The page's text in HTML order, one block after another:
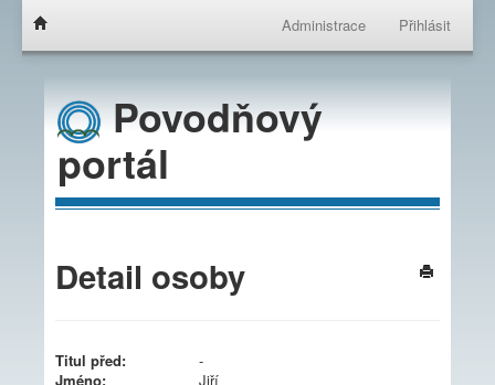
Administrace Přihlásit
Povodňový
portál
Detail osoby
Titul před:
-
Jméno:
Jiří